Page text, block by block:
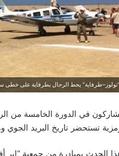
يحط الرحال بطرفاية على خطى
في الدورة الخامسة من
تستحضر تاريخ البريد الجوي